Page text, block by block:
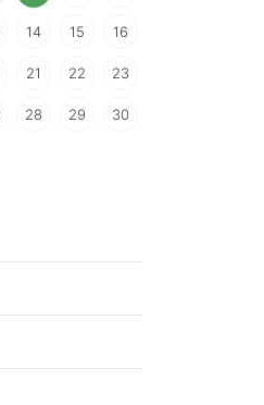
14 15 16
21 22 23
28 29 30